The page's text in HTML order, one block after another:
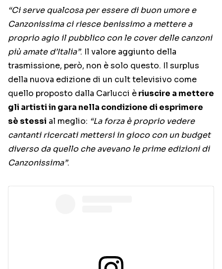
“Ci serve qualcosa per essere di buon umore e
Canzonissima ci riesce benissimo a mettere a
proprio agio il pubblico con le cover delle canzoni
più amate d’Italia”. Il valore aggiunto della
trasmissione, però, non è solo questo. Il surplus
della nuova edizione di un cult televisivo come
quello proposto dalla Carlucci èriuscire a mettere
gli artisti in gara nella condizione di esprimere
sè stessi al meglio: “La forza è proprio vedere
cantanti ricercati mettersi in gioco con un budget
diverso da quello che avevano le prime edizioni di
Canzonissima”.